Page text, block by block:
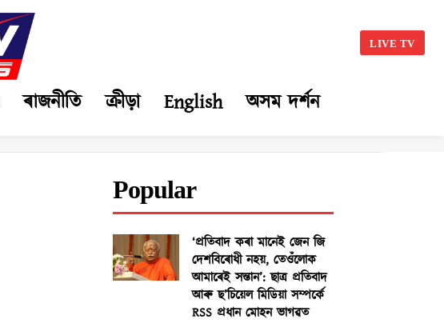
LIVE TV
ৰাজনীতি ক্ৰীড়া English অসম দৰ্শন
Popular
‘প্ৰতিবাদ কৰা মানেই জেন জি
দেশবিৰোধী নহয়, তেওঁলোক
আমাৰেই সন্তান’: ছাত্ৰ প্ৰতিবাদ
আৰু ছ’চিয়েল মিডিয়া সম্পৰ্কে
RSS প্ৰধান মোহন ভাগৱত